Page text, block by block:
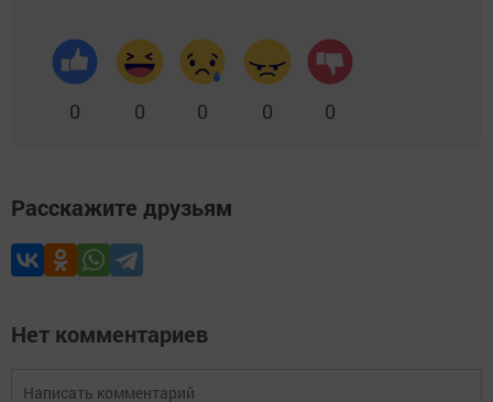
0 0 0 0 0
Расскажите друзьям
Нет комментариев